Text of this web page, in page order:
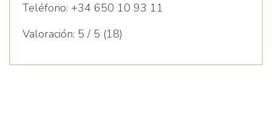
Teléfono: +34 650 10 93 11
Valoración: 5 / 5 (18)